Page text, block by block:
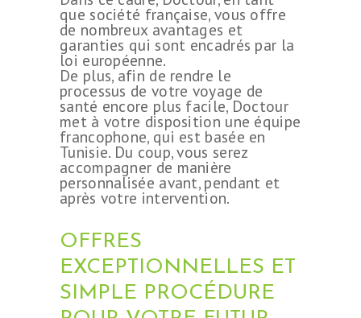
TARIFS
A PROPOS
SÉJOUR
CONTACT
DEMANDE DE
que société française, vous offre
de nombreux avantages et
garanties qui sont encadrés par la
loi européenne.
De plus, afin de rendre le
processus de votre voyage de
santé encore plus facile, Doctour
met à votre disposition une équipe
francophone, qui est basée en
Tunisie. Du coup, vous serez
accompagner de manière
personnalisée avant, pendant et
après votre intervention.
OFFRES
EXCEPTIONNELLES ET
SIMPLE PROCÉDURE